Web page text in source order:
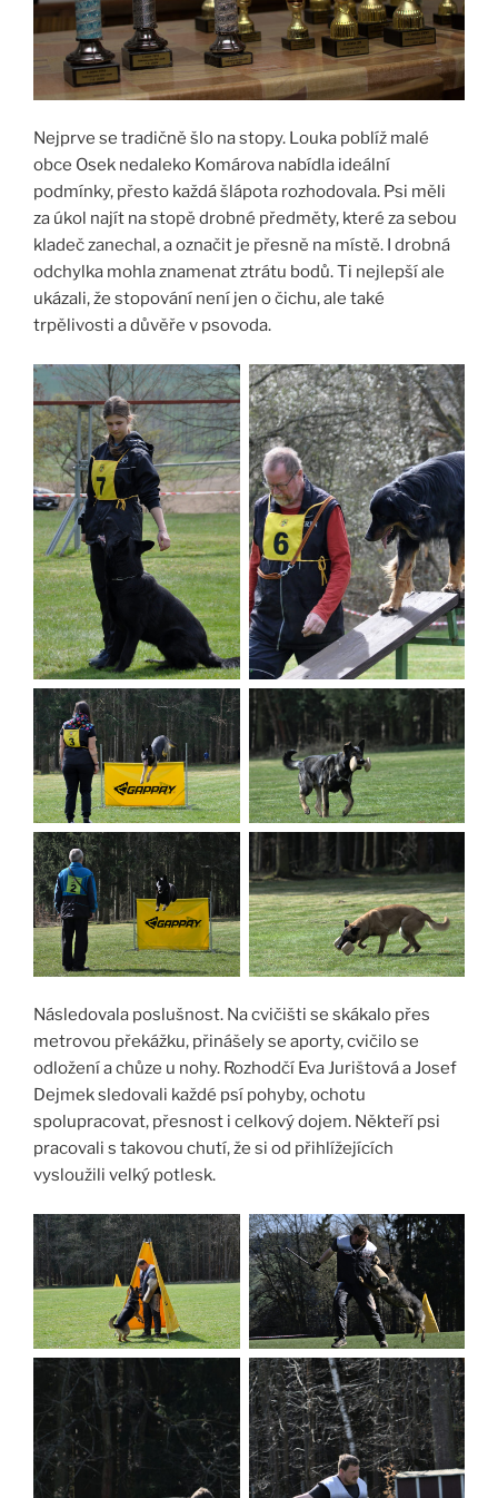
Nejprve se tradičně šlo na stopy. Louka poblíž malé
obce Osek nedaleko Komárova nabídla ideální
podmínky, přesto každá šlápota rozhodovala. Psi měli
za úkol najít na stopě drobné předměty, které za sebou
kladeč zanechal, a označit je přesně na místě. I drobná
odchylka mohla znamenat ztrátu bodů. Ti nejlepší ale
ukázali, že stopování není jen o čichu, ale také
trpělivosti a důvěře v psovoda.
Následovala poslušnost. Na cvičišti se skákalo přes
metrovou překážku, přinášely se aporty, cvičilo se
odložení a chůze u nohy. Rozhodčí Eva Jurištová a Josef
Dejmek sledovali každé psí pohyby, ochotu
spolupracovat, přesnost i celkový dojem. Někteří psi
pracovali s takovou chutí, že si od přihlížejících
vysloužili velký potlesk.